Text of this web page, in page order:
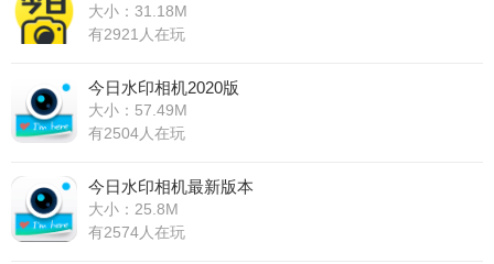
大小：31.18M
有2921人在玩
今日水印相机2020版
大小：57.49M
有2504人在玩
今日水印相机最新版本
大小：25.8M
有2574人在玩